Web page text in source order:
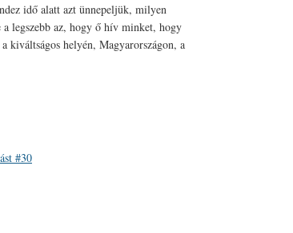
idő alatt azt ünnepeljük, milyen
legszebb az, hogy ő hív minket, hogy
kiváltságos helyén, Magyarországon, a
#30